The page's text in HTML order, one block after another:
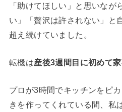
「助けてほしい」と思いな
い」「贅沢は許されない」と
超え続けていました。
転機は産後3週間目に初めて
プロが3時間でキッチンをピ
きを作ってくれている間、私